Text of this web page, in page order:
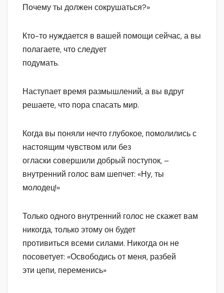
Почему ты должен сокрушаться?»
Кто-то нуждается в вашей помощи сейчас, а вы
полагаете, что следует
подумать.
Наступает время размышлений, а вы вдруг
решаете, что пора спасать мир.
Когда вы поняли нечто глубокое, помолились с
настоящим чувством или без
огласки совершили добрый поступок, –
внутренний голос вам шепчет: «Ну, ты
молодец!»
Только одного внутренний голос не скажет вам
никогда, только этому он будет
противиться всеми силами. Никогда он не
посоветует: «Освободись от меня, разбей
эти цепи, переменись»